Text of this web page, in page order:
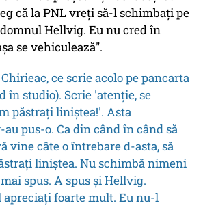
că la PNL vreți să-l schimbați pe
Hellvig. Eu nu cred în
se vehiculează".
ce scrie acolo pe pancarta
în studio). Scrie 'atenție, se
păstrați liniștea!'. Asta
pus-o. Ca din când în când să
vine câte o întrebare d-asta, să
liniștea. Nu schimbă nimeni
spus. A spus și Hellvig.
apreciați foarte mult. Eu nu-l